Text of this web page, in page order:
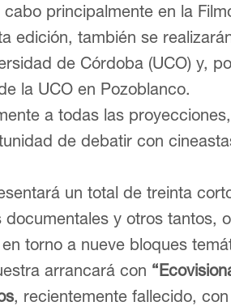
principalmente en la
edición, también se
de Córdoba (UCO) y,
la UCO en Pozoblanco.
a todas las
de debatir con
un total de treinta
y otros tantos,
torno a nueve bloques
arrancará con
, recientemente fallecido,